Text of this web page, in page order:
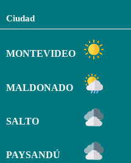
Ciudad
MONTEVIDEO
MALDONADO
SALTO
PAYSANDÚ